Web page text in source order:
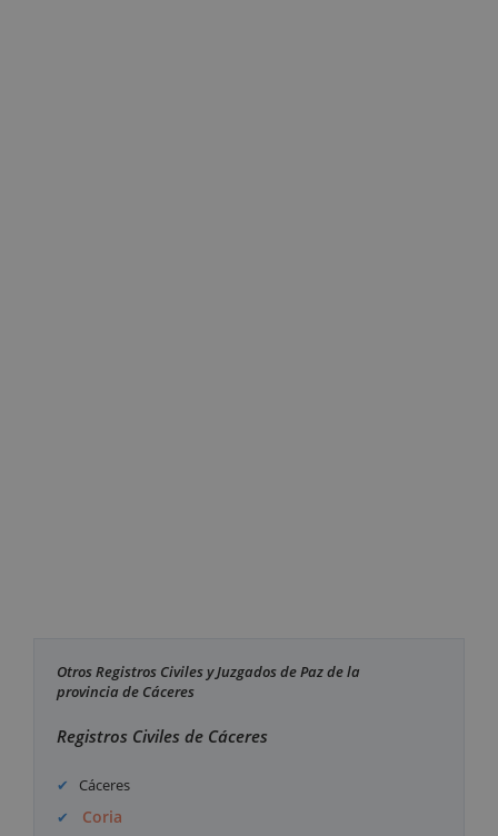
Otros Registros Civiles y Juzgados de Paz de la
provincia de Cáceres
Registros Civiles de Cáceres
Cáceres
Coria